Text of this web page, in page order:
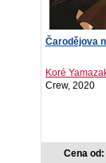
Čarodějova
Koré
Crew, 2020
Cena od: